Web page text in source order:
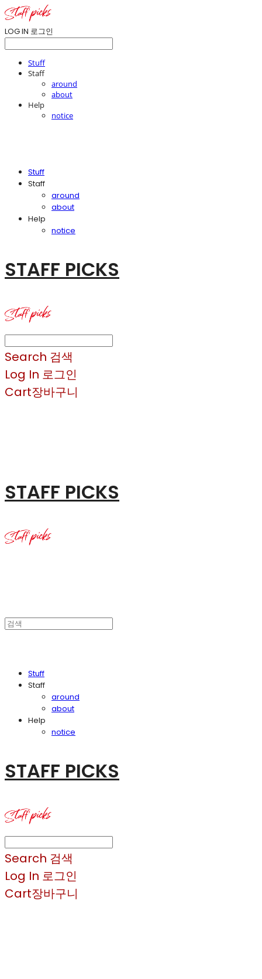
LOG IN 로그인
Stuff
Staff
around
about
Help
notice
Stuff
Staff
around
about
Help
notice
STAFF PICKS
Search 검색
Log In 로그인
Cart장바구니
STAFF PICKS
Stuff
Staff
around
about
Help
notice
STAFF PICKS
Search 검색
Log In 로그인
Cart장바구니